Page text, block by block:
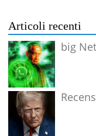
Articoli recenti
big